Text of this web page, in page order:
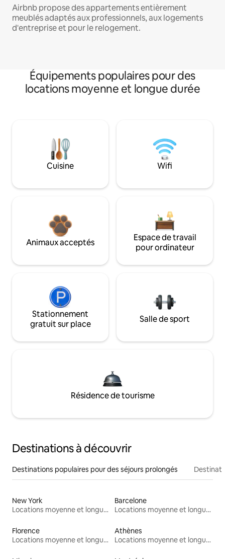
Airbnb propose des appartements entièrement
meublés adaptés aux professionnels, aux logements
d'entreprise et pour le relogement.
Équipements populaires pour des
locations moyenne et longue durée
Cuisine Wifi
Animaux acceptés
Espace de travail
pour ordinateur
Stationnement
gratuit sur place
Salle de sport
Résidence de tourisme
Destinations à découvrir
Destinations populaires pour des séjours prolongés
New York
Locations moyenne et longue durée
Barcelone
Locations moyenne et longue durée
Florence
Locations moyenne et longue durée
Athènes
Locations moyenne et longue durée